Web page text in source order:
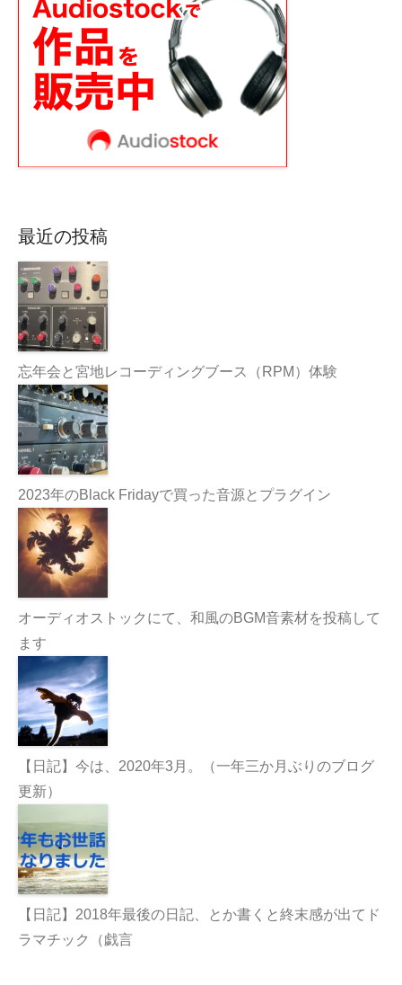
最近の投稿
忘年会と宮地レコーディングブース（RPM）体験
2023年のBlack Fridayで買った音源とプラグイン
オーディオストックにて、和風のBGM音素材を投稿して
ます
【日記】今は、2020年3月。（一年三か月ぶりのブログ
更新）
【日記】2018年最後の日記、とか書くと終末感が出てド
ラマチック（戯言